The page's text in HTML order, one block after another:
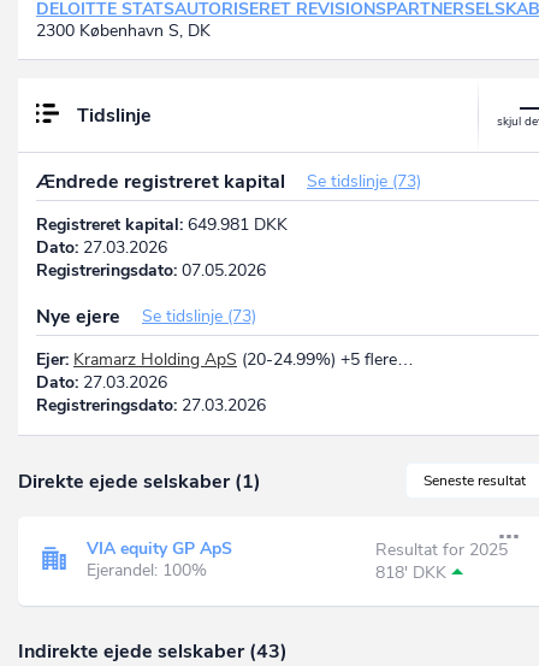
DELOITTE STATSAUTORISERET REVISIONSPARTNERSELSKAB
2300 København S, DK
Tidslinje
Ændrede registreret kapital
Se tidslinje (73)
Registreret kapital: 649.981 DKK
Dato: 27.03.2026
Registreringsdato: 07.05.2026
Nye ejere
Se tidslinje (73)
Ejer: Kramarz Holding ApS (20-24.99%) +5 flere…
Dato: 27.03.2026
Registreringsdato: 27.03.2026
Seneste resultat
Direkte ejede selskaber (1)
VIA equity GP ApS
Ejerandel: 100%
Resultat for 2025
818' DKK
Indirekte ejede selskaber (43)